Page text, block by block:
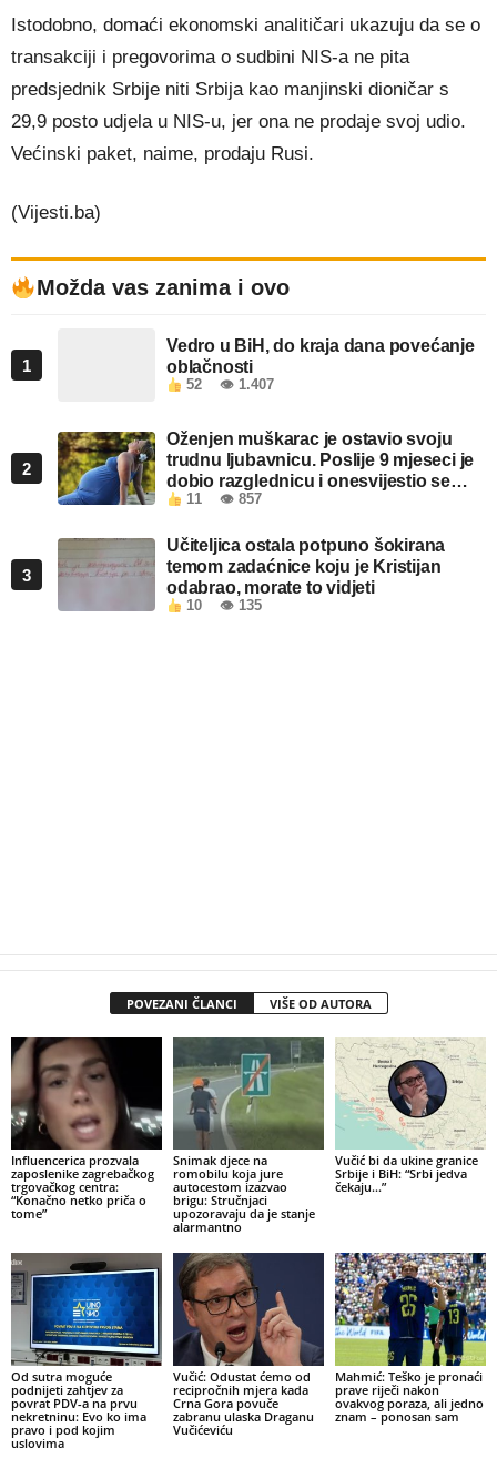
Istodobno, domaći ekonomski analitičari ukazuju da se o
transakciji i pregovorima o sudbini NIS-a ne pita
predsjednik Srbije niti Srbija kao manjinski dioničar s
29,9 posto udjela u NIS-u, jer ona ne prodaje svoj udio.
Većinski paket, naime, prodaju Rusi.
(Vijesti.ba)
Možda vas zanima i ovo
1
Vedro u BiH, do kraja dana povećanje
oblačnosti
52 👁 1.407
2
Oženjen muškarac je ostavio svoju
trudnu ljubavnicu. Poslije 9 mjeseci je
dobio razglednicu i onesvijestio se
kada je pročitao šta piše!
11 👁 857
3
Učiteljica ostala potpuno šokirana
temom zadaćnice koju je Kristijan
odabrao, morate to vidjeti
10 👁 135
POVEZANI ČLANCI VIŠE OD AUTORA
Influencerica prozvala
zaposlenike zagrebačkog
trgovačkog centra:
“Konačno netko priča o
tome”
Snimak djece na
romobilu koja jure
autocestom izazvao
brigu: Stručnjaci
upozoravaju da je stanje
alarmantno
Vučić bi da ukine granice
Srbije i BiH: “Srbi jedva
čekaju…”
Od sutra moguće
podnijeti zahtjev za
povrat PDV-a na prvu
nekretninu: Evo ko ima
pravo i pod kojim
uslovima
Vučić: Odustat ćemo od
recipročnih mjera kada
Crna Gora povuče
zabranu ulaska Draganu
Vučićeviću
Mahmić: Teško je pronaći
prave riječi nakon
ovakvog poraza, ali jedno
znam – ponosan sam